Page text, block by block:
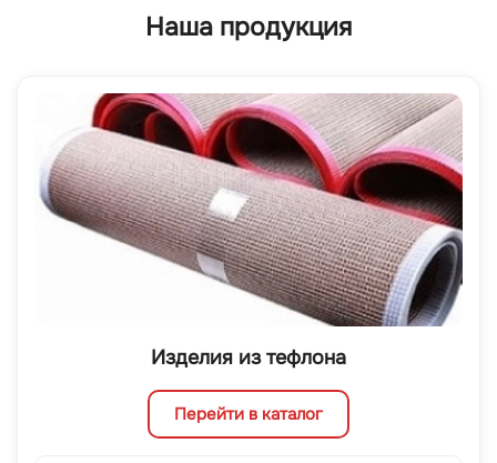
Наша продукция
Изделия из тефлона
Перейти в каталог